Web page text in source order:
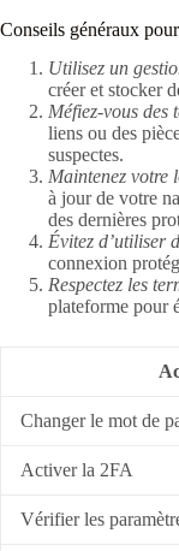
Conseils généraux
Utilisez un
créer et stocker
Méfiez-vous des
liens ou des
suspectes.
Maintenez votre
à jour de votre
des dernières
Évitez d’utiliser
connexion
Respectez les
plateforme pour
Changer le mot de
Activer la 2FA
Vérifier les